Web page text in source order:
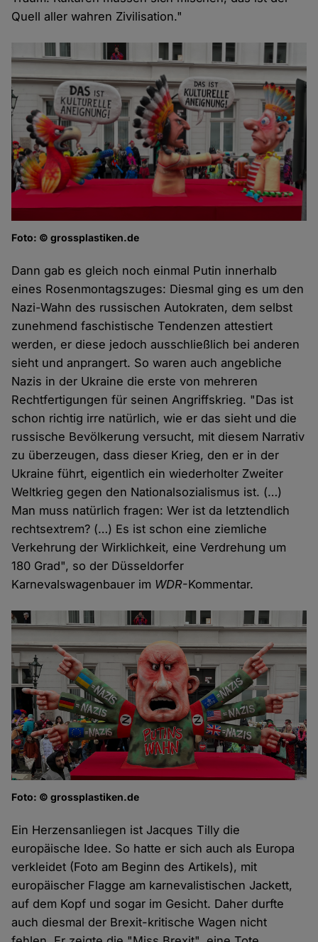
Quell aller wahren Zivilisation."
Foto: © grossplastiken.de
Dann gab es gleich noch einmal Putin innerhalb
eines Rosenmontagszuges: Diesmal ging es um den
Nazi-Wahn des russischen Autokraten, dem selbst
zunehmend faschistische Tendenzen attestiert
werden, er diese jedoch ausschließlich bei anderen
sieht und anprangert. So waren auch angebliche
Nazis in der Ukraine die erste von mehreren
Rechtfertigungen für seinen Angriffskrieg. "Das ist
schon richtig irre natürlich, wie er das sieht und die
russische Bevölkerung versucht, mit diesem Narrativ
zu überzeugen, dass dieser Krieg, den er in der
Ukraine führt, eigentlich ein wiederholter Zweiter
Weltkrieg gegen den Nationalsozialismus ist. (…)
Man muss natürlich fragen: Wer ist da letztendlich
rechtsextrem? (…) Es ist schon eine ziemliche
Verkehrung der Wirklichkeit, eine Verdrehung um
180 Grad", so der Düsseldorfer
Karnevalswagenbauer im WDR-Kommentar.
Foto: © grossplastiken.de
Ein Herzensanliegen ist Jacques Tilly die
europäische Idee. So hatte er sich auch als Europa
verkleidet (Foto am Beginn des Artikels), mit
europäischer Flagge am karnevalistischen Jackett,
auf dem Kopf und sogar im Gesicht. Daher durfte
auch diesmal der Brexit-kritische Wagen nicht